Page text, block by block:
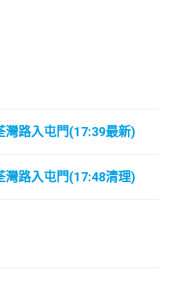
灣路入屯門(17:39最新)
灣路入屯門(17:48清理)